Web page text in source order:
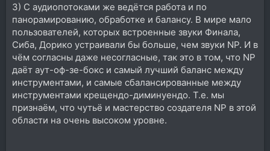
3) С аудиопотоками же ведётся работа и по
панорамированию, обработке и балансу. В мире мало
пользователей, которых встроенные звуки Финала,
Сиба, Дорико устраивали бы больше, чем звуки NP. И в
чём согласны даже несогласные, так это в том, что NP
даёт аут-оф-зе-бокс и самый лучший баланс между
инструментами, и самые сбалансированные между
инструментами крещендо-диминуендо. Т.е. мы
признаём, что чутьё и мастерство создателя NP в этой
области на очень высоком уровне.